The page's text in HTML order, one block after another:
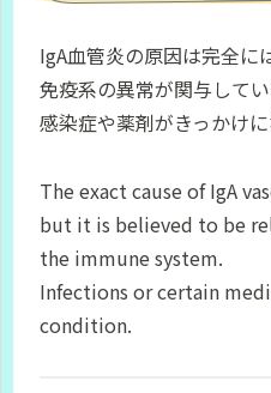
IgA血管炎の原因は完全に
免疫系の異常が関与して
感染症や薬剤がきっかけに
The exact cause of IgA
but it is believed to be
the immune system.
Infections or certain
condition.